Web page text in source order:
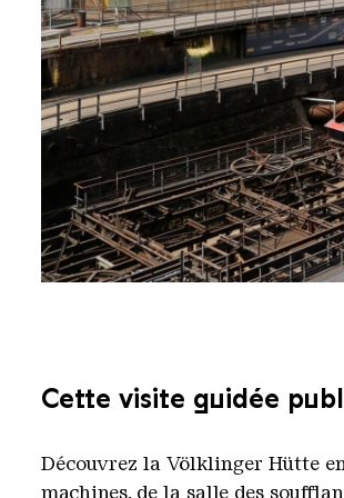
Le monte-charge incliné de la
Copyright: Weltkulturerbe
Cette visite guidée
Découvrez la Völklinger Hütte
machines, de la salle des